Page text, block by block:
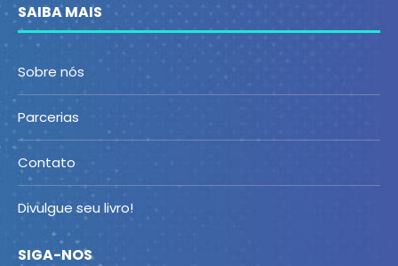
SAIBA MAIS
Sobre nós
Parcerias
Contato
Divulgue seu livro!
SIGA-NOS